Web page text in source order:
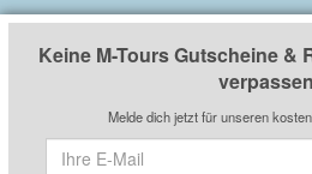
einem
Keine M-Tours Gutscheine &
Melde dich jetzt für unseren